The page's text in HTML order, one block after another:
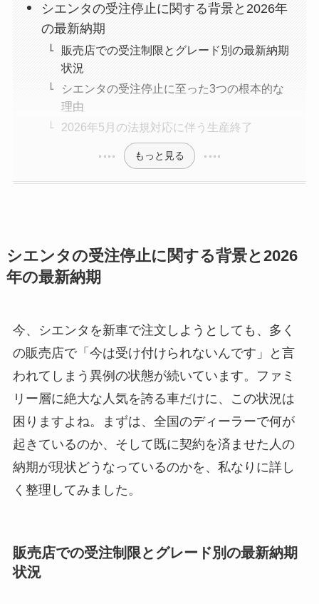
シエンタの受注停止に関する背景と2026年
の最新納期
販売店での受注制限とグレード別の最新納期
状況
シエンタの受注停止に至った3つの根本的な
理由
2026年5月の法規対応に伴う生産終了
もっと見る
シエンタの受注停止に関する背景と2026
年の最新納期
今、シエンタを新車で注文しようとしても、多く
の販売店で「今は受け付けられないんです」と言
われてしまう異例の状態が続いています。ファミ
リー層に絶大な人気を誇る車だけに、この状況は
困りますよね。まずは、全国のディーラーで何が
起きているのか、そして既に契約を済ませた人の
納期が現状どうなっているのかを、私なりに詳し
く整理してみました。
販売店での受注制限とグレード別の最新納期
状況